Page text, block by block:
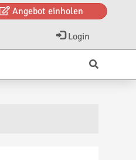
Angebot einholen
Login